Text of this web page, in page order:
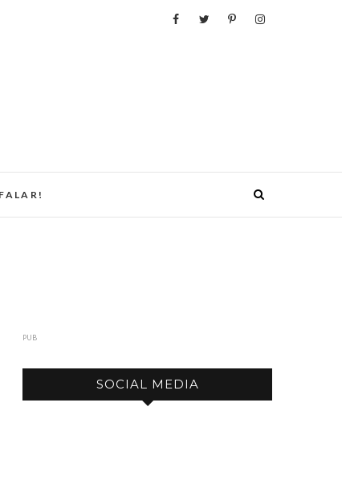
PUB
SOCIAL MEDIA